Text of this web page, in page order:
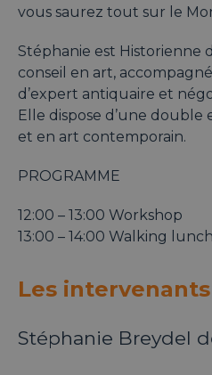
vous saurez tout sur le
Stéphanie est Historienne
conseil en art,
d’expert antiquaire et
Elle dispose d’une double
et en art contemporain.
PROGRAMME
12:00 – 13:00 Workshop
13:00 – 14:00 Walking lunch
Les intervenants
Stéphanie Breydel